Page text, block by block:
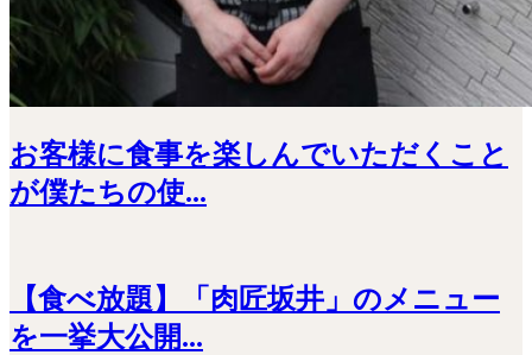
お客様に食事を楽しんでいただくこと
が僕たちの使...
【食べ放題】「肉匠坂井」のメニュー
を一挙大公開...